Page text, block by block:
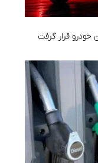
خودرو قرار گرفت